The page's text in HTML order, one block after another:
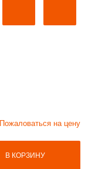
Пожаловаться на цену
В КОРЗИНУ